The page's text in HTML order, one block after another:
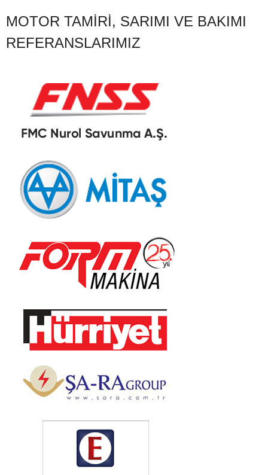
MOTOR TAMIRI, SARIMI VE BAKIMI
REFERANSLARIMIZ